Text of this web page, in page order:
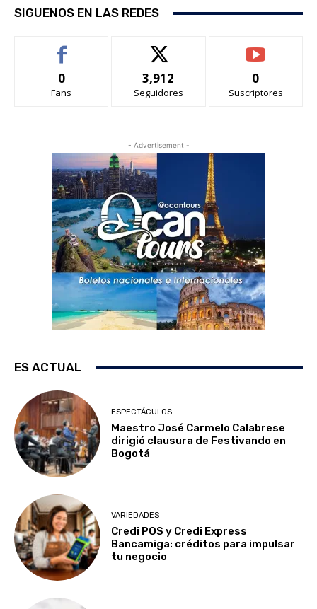
SIGUENOS EN LAS REDES
0
Fans
3,912
Seguidores
0
Suscriptores
- Advertisement -
ES ACTUAL
ESPECTÁCULOS
Maestro José Carmelo Calabrese
dirigió clausura de Festivando en
Bogotá
VARIEDADES
Credi POS y Credi Express
Bancamiga: créditos para impulsar
tu negocio